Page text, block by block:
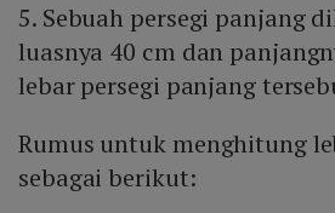
5. Sebuah persegi panjang
luasnya 40 cm dan
lebar persegi panjang
Rumus untuk menghitung
sebagai berikut: